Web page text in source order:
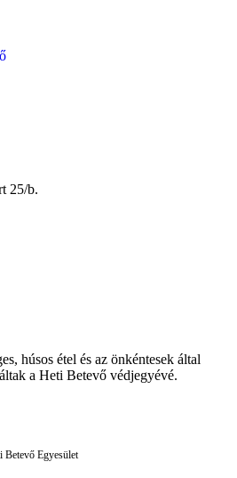
25/b.
húsos étel és az önkéntesek által
a Heti Betevő védjegyévé.
Egyesület